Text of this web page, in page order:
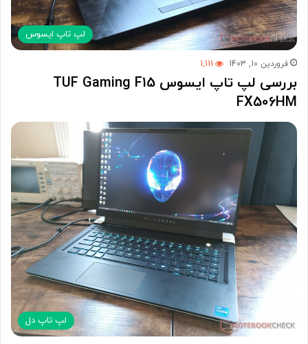
لپ تاپ ایسوس
فروردین 10, 1403 1,111
بررسی لپ تاپ ایسوس TUF Gaming F15
FX506HM
لپ تاپ دل